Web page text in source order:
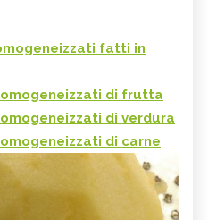
fatti in
di frutta
di verdura
di carne